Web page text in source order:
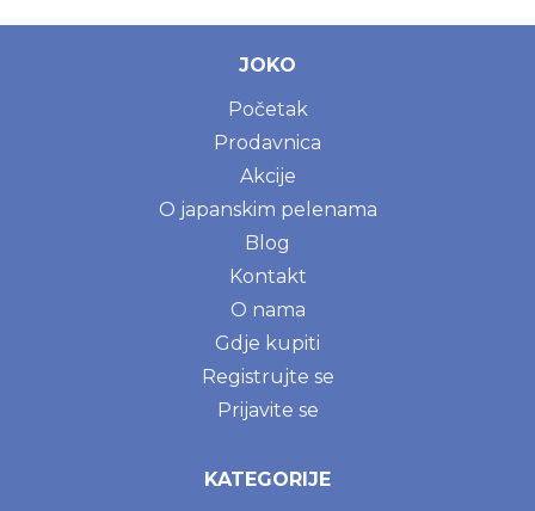
JOKO
Početak
Prodavnica
Akcije
O japanskim pelenama
Blog
Kontakt
O nama
Gdje kupiti
Registrujte se
Prijavite se
KATEGORIJE